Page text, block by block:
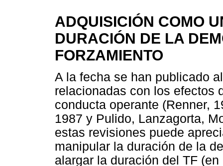
ADQUISICIÓN COMO
DURACIÓN DE LA
FORZAMIENTO
A la fecha se han publicado
relacionadas con los efectos
conducta operante (Renner,
1987 y Pulido, Lanzagorta,
estas revisiones puede
manipular la duración de la
alargar la duración del TF